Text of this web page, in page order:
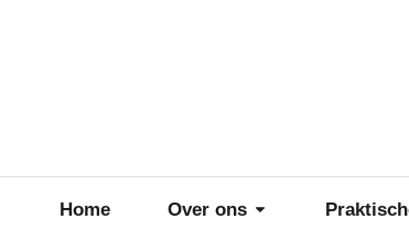
Home Over ons